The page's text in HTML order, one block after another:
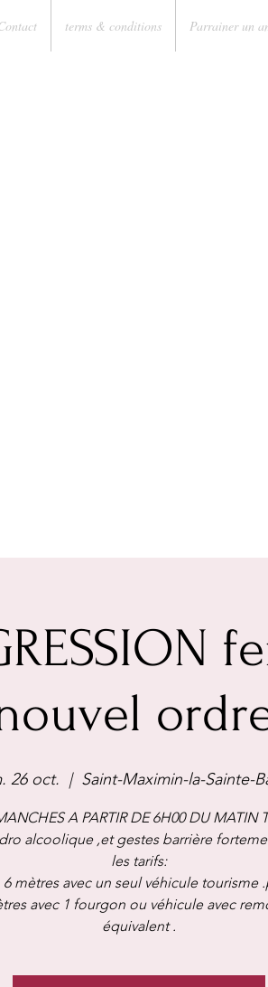
terms & conditions Parrainer un
26 oct.
  |
Saint-Maximin-la-Sainte-
A PARTIR DE 6H00 DU MATIN
alcoolique ,et gestes barrière
les tarifs:
6 mètres avec un seul véhicule tourisme
avec 1 fourgon ou véhicule avec
équivalent .